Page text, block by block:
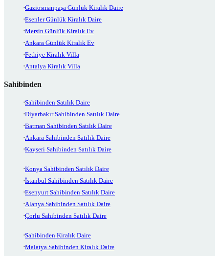
Gaziosmanpaşa Günlük Kiralık Daire
Esenler Günlük Kiralık Daire
Mersin Günlük Kiralık Ev
Ankara Günlük Kiralık Ev
Fethiye Kiralık Villa
Antalya Kiralık Villa
Sahibinden
Sahibinden Satılık Daire
Diyarbakır Sahibinden Satılık Daire
Batman Sahibinden Satılık Daire
Ankara Sahibinden Satılık Daire
Kayseri Sahibinden Satılık Daire
Konya Sahibinden Satılık Daire
İstanbul Sahibinden Satılık Daire
Esenyurt Sahibinden Satılık Daire
Alanya Sahibinden Satılık Daire
Çorlu Sahibinden Satılık Daire
Sahibinden Kiralık Daire
Malatya Sahibinden Kiralık Daire